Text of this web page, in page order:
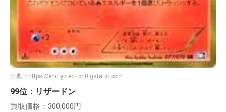
出典： https://encrypted-tbn0.gstatic.com
99位：リザードン
買取価格：300,000円